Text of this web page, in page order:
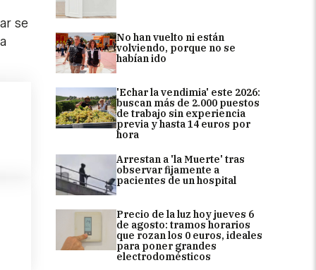
No han vuelto ni están
volviendo, porque no se
habían ido
'Echar la vendimia' este 2026:
buscan más de 2.000 puestos
de trabajo sin experiencia
previa y hasta 14 euros por
hora
Arrestan a 'la Muerte' tras
observar fijamente a
pacientes de un hospital
Precio de la luz hoy jueves 6
de agosto: tramos horarios
que rozan los 0 euros, ideales
para poner grandes
electrodomésticos
se